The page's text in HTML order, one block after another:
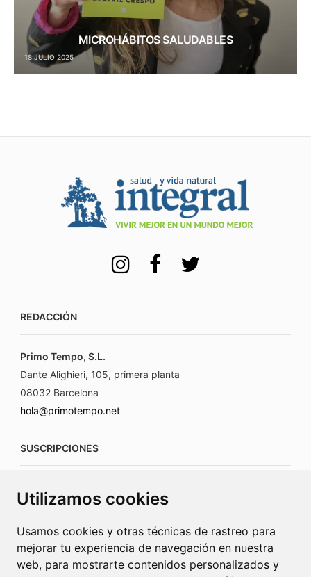
Utilizamos cookies
Usamos cookies y otras técnicas de rastreo para
mejorar tu experiencia de navegación en nuestra
web, para mostrarte contenidos personalizados y
MICROHÁBITOS SALUDABLES
18 JULIO 2025
REDACCIÓN
Primo Tempo, S.L.
Dante Alighieri, 105, primera planta
08032 Barcelona
hola@primotempo.net
SUSCRIPCIONES
www.connecorrevistas.com